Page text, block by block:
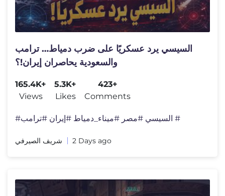
السيسي يرد عسكريًا على ضرب دمياط… ترامب
والسعودية يحاصران إيران!؟
165.4K+
Views
5.3K+
Likes
423+
Comments
#السيسي #مصر #ميناء_دمياط #إيران #ترامب #
شريف الصيرفي 2 Days ago